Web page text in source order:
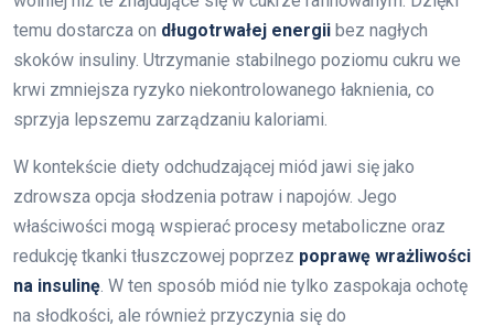
temu dostarcza on długotrwałej energii bez nagłych
skoków insuliny. Utrzymanie stabilnego poziomu cukru we
krwi zmniejsza ryzyko niekontrolowanego łaknienia, co
sprzyja lepszemu zarządzaniu kaloriami.
W kontekście diety odchudzającej miód jawi się jako
zdrowsza opcja słodzenia potraw i napojów. Jego
właściwości mogą wspierać procesy metaboliczne oraz
redukcję tkanki tłuszczowej poprzez poprawę wrażliwości
na insulinę . W ten sposób miód nie tylko zaspokaja ochotę
na słodkości, ale również przyczynia się do